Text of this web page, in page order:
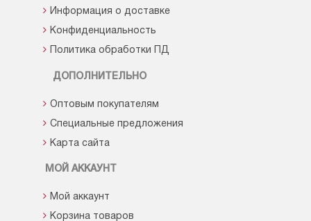
Информация о доставке
Конфиденциальность
Политика обработки ПД
ДОПОЛНИТЕЛЬНО
Оптовым покупателям
Специальные предложения
Карта сайта
МОЙ АККАУНТ
Мой аккаунт
Корзина товаров